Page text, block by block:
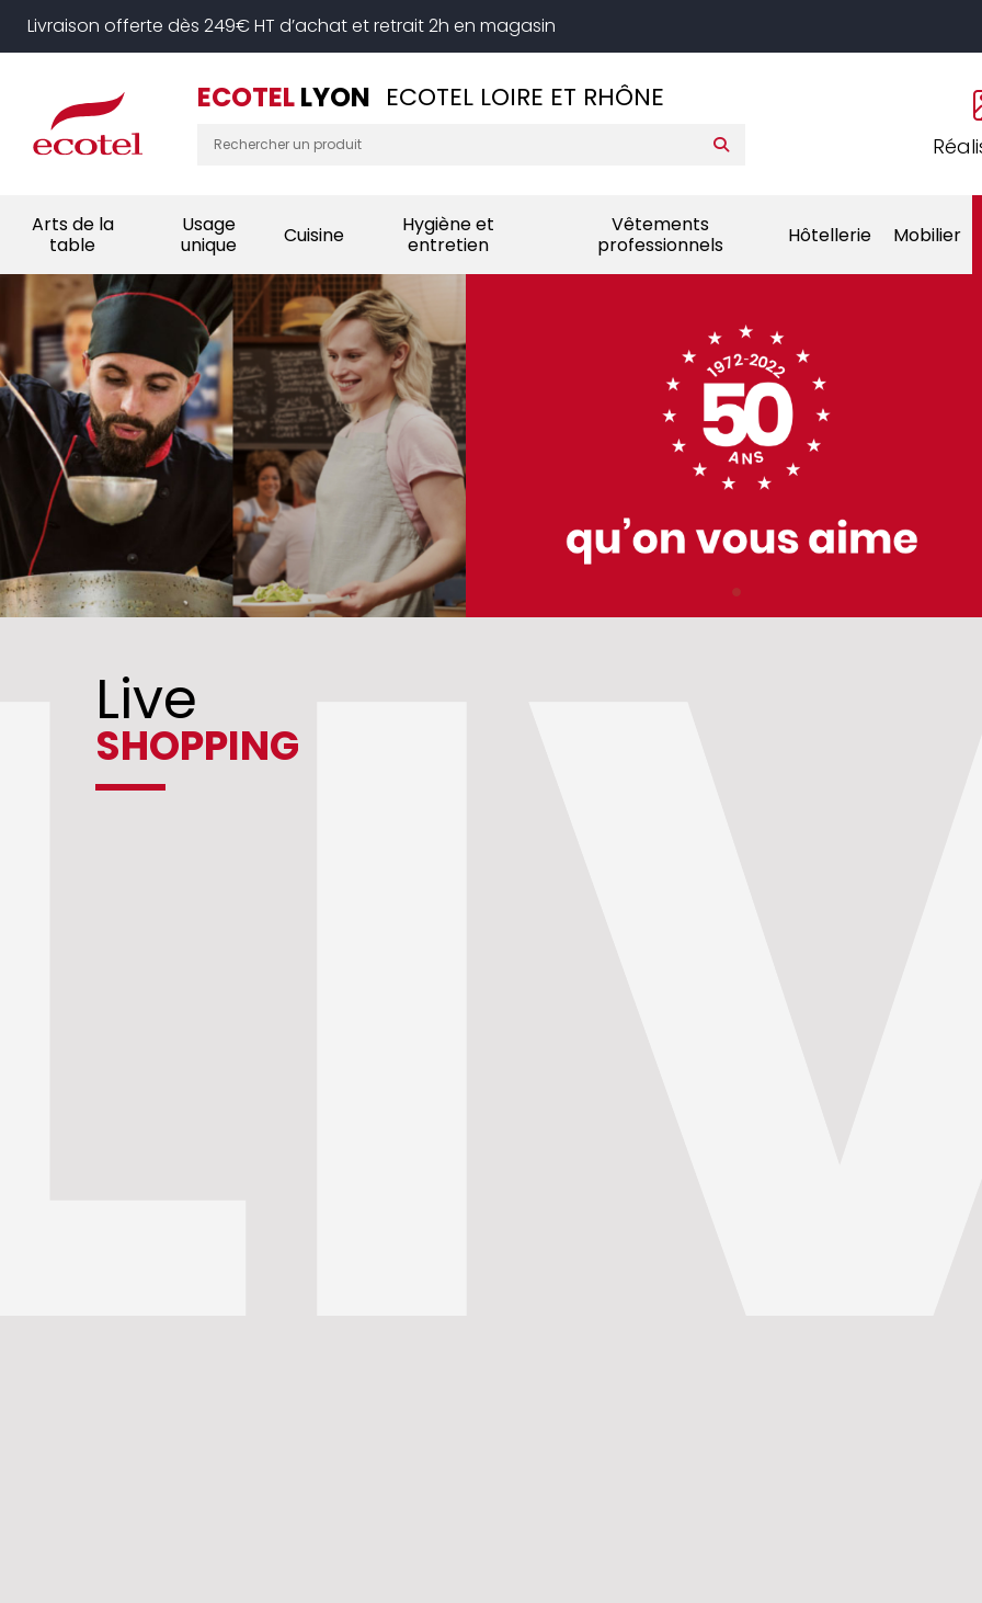
Livraison offerte dès 249€ HT d’achat et retrait 2h en magasin
ECOTELLYON ECOTEL LOIRE ET RHÔNE
Arts de la
table
Usage
unique
Cuisine
Hygiène et
entretien
Vêtements
professionnels
Hôtellerie Mobilier
Live
SHOPPING
Panneau de gestion des cookies